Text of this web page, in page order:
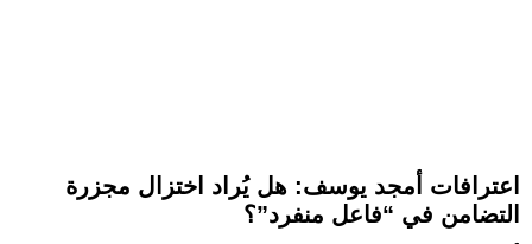
اعترافات أمجد يوسف: هل يُراد اختزال مجزرة
التضامن في “فاعل منفرد”؟